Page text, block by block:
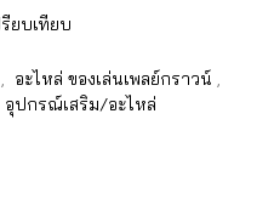
รียบเทียบ
, อะไหล่ ของเล่นเพลย์กราวน์ ,
อุปกรณ์เสริม/อะไหล่